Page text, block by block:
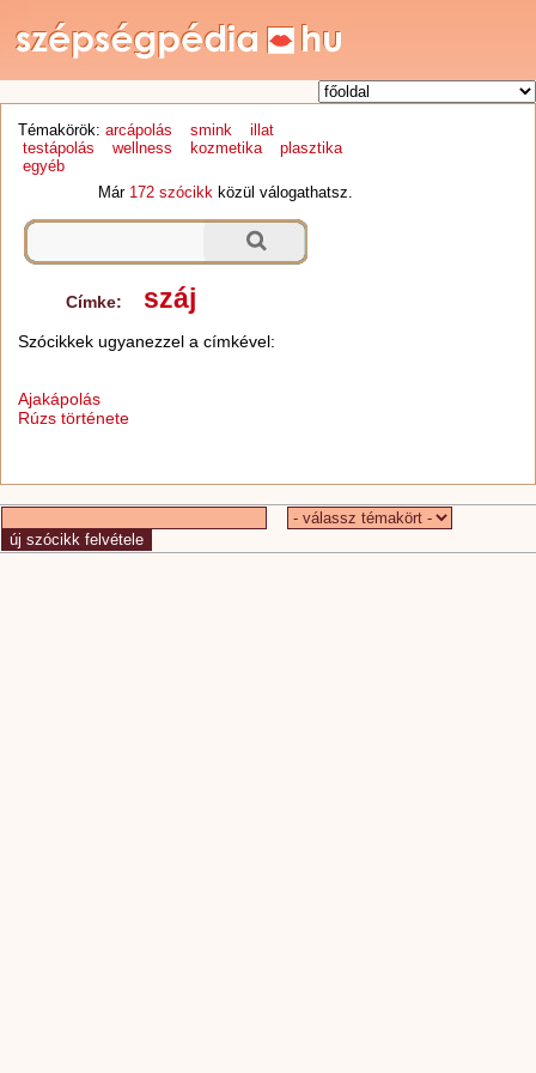
Témakörök: arcápolás smink
illat
testápolás
wellness kozmetika
plasztika
egyéb
Már 172 szócikk közül válogathatsz.
Címke: száj
Szócikkek ugyanezzel a címkével:
Ajakápolás
Rúzs története